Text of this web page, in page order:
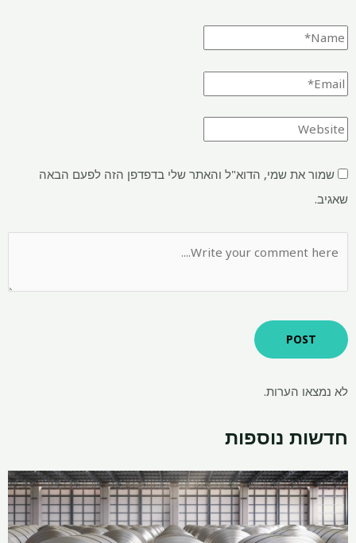
שמור את שמי, הדוא"ל והאתר שלי בדפדפן הזה לפעם הבאה
שאגיב.
לא נמצאו הערות.
חדשות נוספות